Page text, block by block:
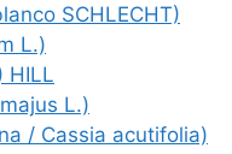
SCHLECHT)
L.)
HILL
L.)
/​ Cas­sia acutifolia)